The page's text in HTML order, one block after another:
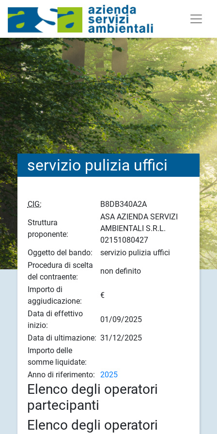
servizio pulizia uffici
CIG:
B8DB340A2A
Struttura
proponente:
ASA AZIENDA SERVIZI
AMBIENTALI S.R.L.
02151080427
Oggetto del bando:
servizio pulizia uffici
Procedura di scelta
del contraente:
non definito
Importo di
aggiudicazione:
€
Data di effettivo
inizio:
01/09/2025
Data di ultimazione: 31/12/2025
Importo delle
somme liquidate:
Anno di riferimento:
2025
Elenco degli operatori
partecipanti
Elenco degli operatori